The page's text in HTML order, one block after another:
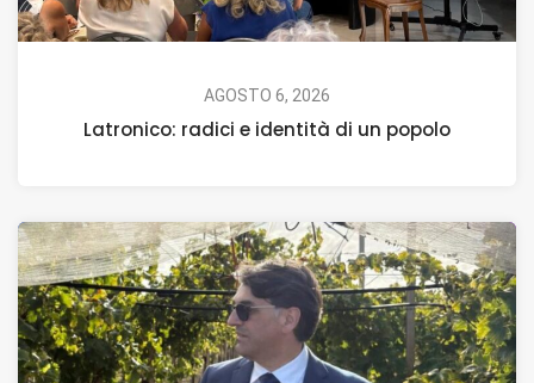
AGOSTO 6, 2026
Latronico: radici e identità di un popolo